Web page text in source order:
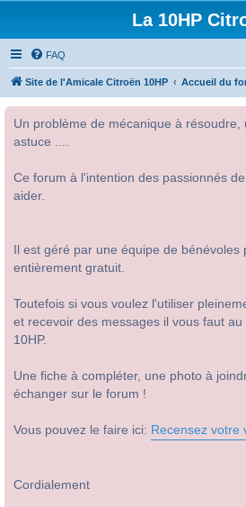
La 10HP
FAQ
Site de l'Amicale Citroën 10HP Accueil du
Un problème de mécanique à résoudre,
astuce ....
Ce forum à l'intention des passionnés
aider.
Il est géré par une équipe de bénévoles
entièrement gratuit.
Toutefois si vous voulez l'utiliser
et recevoir des messages il vous faut
10HP.
Une fiche à compléter, une photo à
échanger sur le forum !
Vous pouvez le faire ici: Recensez votre
Cordialement